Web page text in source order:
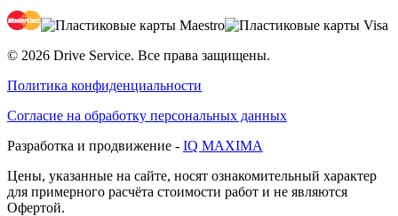
© 2026 Drive Service. Все права защищены.
Политика конфиденциальности
Согласие на обработку персональных данных
Разработка и продвижение - IQ MAXIMA
Цены, указанные на сайте, носят ознакомительный характер
для примерного расчёта стоимости работ и не являются
Офертой.